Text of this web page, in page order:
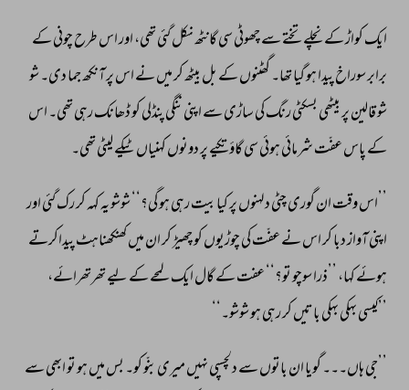
ایک کواڑ کے نچلے تختے سے چھوٹی سی گانٹھ نکل گئی تھی، اور اس طرح چونی کے
برابر سوراخ پیدا ہو گیا تھا۔ گھٹنوں کے بل بیٹھ کر میں نے اس پر آنکھ جما دی۔ شو
شو قالین پر بیٹھی بسکٹی رنگ کی ساڑی سے اپنی ننگی پنڈلی کو ڈھانک رہی تھی۔ اس
کے پاس عفّت شرمائی ہوئی سی گاؤ تکیے پر دونوں کہنیاں ٹیکے لیٹی تھی۔
’’اس وقت ان گوری چٹی دلہنوں پر کیا بیت رہی ہو گی؟‘‘ شوشو یہ کہہ کر رک گئی اور
اپنی آواز دبا کر اس نے عفّت کی چوڑیوں کو چھیڑ کر ان میں کھنکھناہٹ پیداکرتے
ہوئے کہا، ’’ذرا سوچو تو؟‘‘ عفت کے گال ایک لمحے کے لیے تھرتھرائے،
’’کیسی بہکی بہکی باتیں کر رہی ہو شوشو۔‘‘
’’جی ہاں۔۔۔ گویا ان باتوں سے دلچسپی نہیں میری بنّو کو۔ بس میں ہو تو ابھی سے